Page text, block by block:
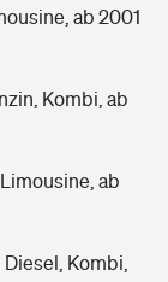
ab 2001
Kombi, ab
ab
Kombi,